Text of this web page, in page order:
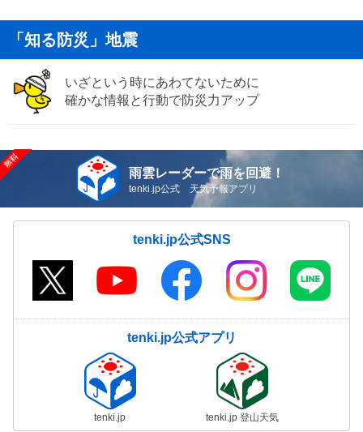
「知る防災」地震
いざという時にあわてないために
確かな情報と行動で防災力アップ
雨雲レーダーで雨を回避！
tenki.jp公式 天気予報アプリ
tenki.jp公式SNS
tenki.jp公式アプリ
tenki.jp tenki.jp 登山天気